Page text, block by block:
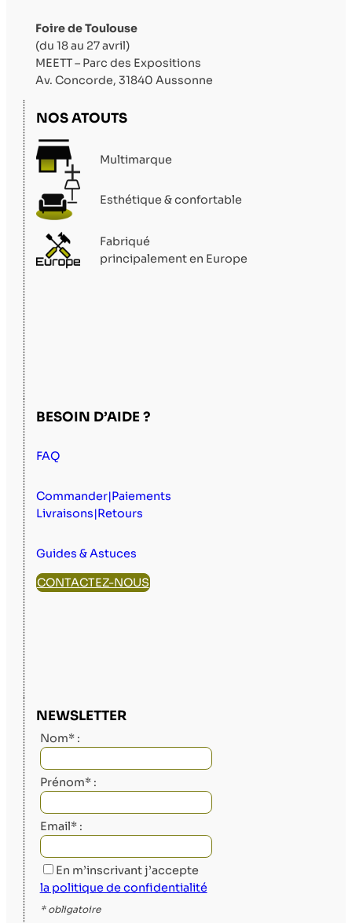
Foire de Toulouse
(du 18 au 27 avril)
MEETT – Parc des Expositions
Av. Concorde, 31840 Aussonne
NOS ATOUTS
Multimarque
Esthétique & confortable
Fabriqué
principalement en Europe
BESOIN D’AIDE ?
FAQ
Commander|Paiements
Livraisons|Retours
Guides & Astuces
CONTACTEZ-NOUS
NEWSLETTER
Nom* :
Prénom* :
Email* :
En m’inscrivant j’accepte
la politique de confidentialité
* obligatoire